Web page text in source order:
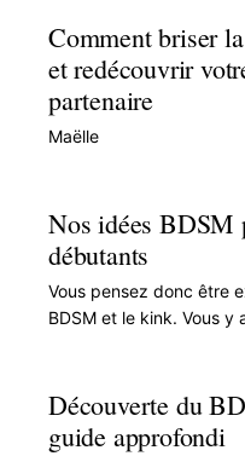
Comment briser
et redécouvrir
partenaire
Maëlle
Nos idées BDSM
débutants
Vous pensez donc être
BDSM et le kink. Vous y
que les experts…
Découverte du
guide approfondi